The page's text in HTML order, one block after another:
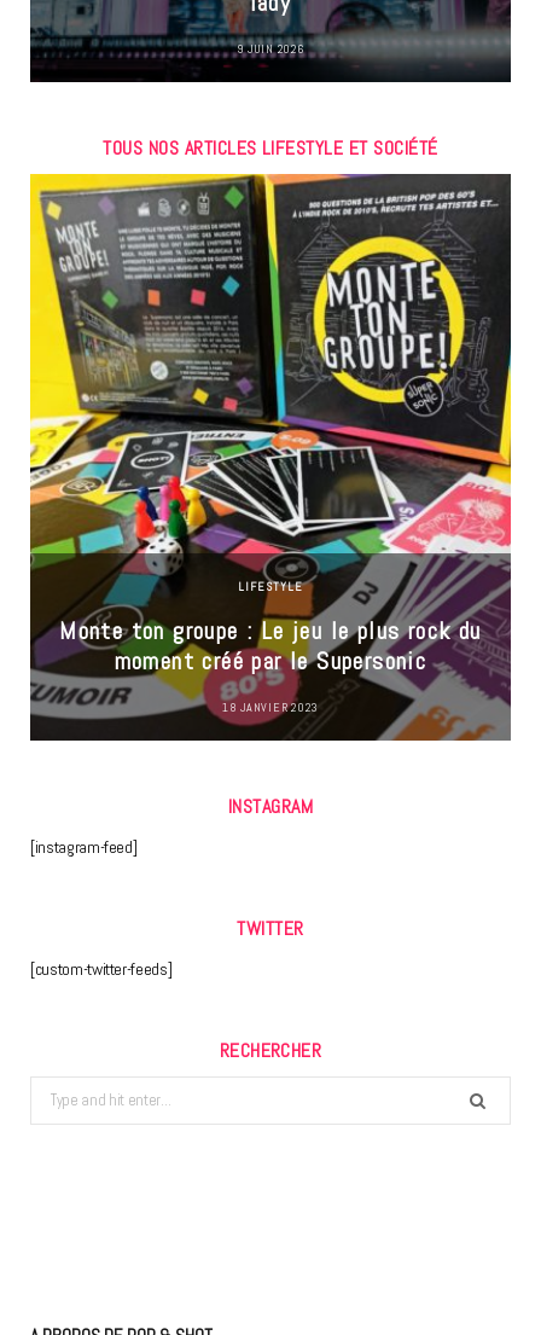
9 JUIN 2026
TOUS NOS ARTICLES LIFESTYLE ET SOCIÉTÉ
LIFESTYLE
Monte ton groupe : Le jeu le plus rock du
moment créé par le Supersonic
18 JANVIER 2023
INSTAGRAM
[instagram-feed]
TWITTER
[custom-twitter-feeds]
RECHERCHER
Search
for: